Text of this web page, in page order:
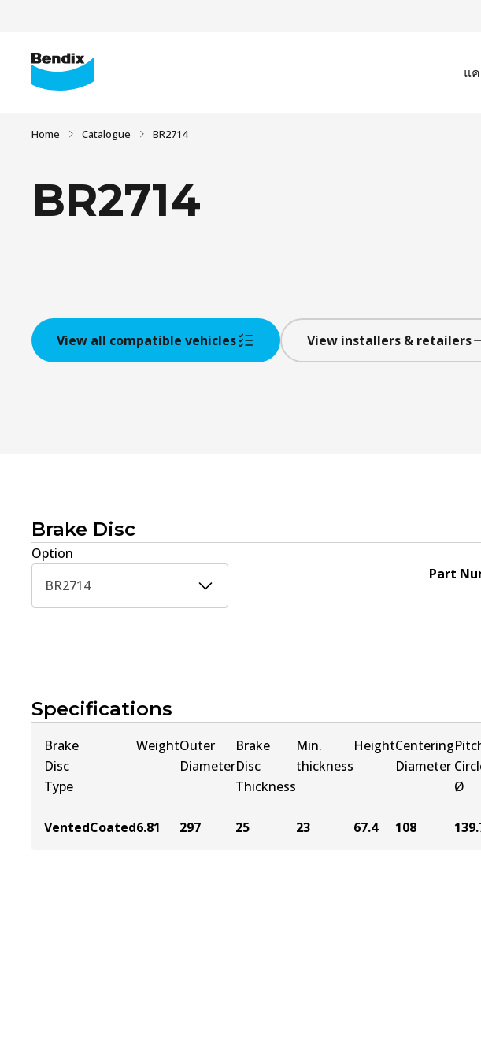
แ
Home Catalogue BR2714
BR2714
View all compatible vehicles View installers & retailers
Brake Disc
Option
BR2714
Part
Specifications
Brake
Disc
Type
VentedCoated
Weight
6.81
Outer
Diameter
297
Brake
Disc
Thickness
25
Min.
thickness
23
Height
67.4
Centering
Diameter
108
Ø